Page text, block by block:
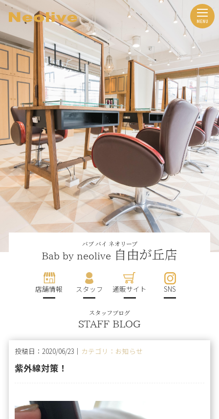
バブ バイ ネオリーブ
Bab by neolive 自由が丘店
店舗情報 スタッフ 通販サイト SNS
スタッフブログ
STAFF BLOG
投稿日：2020/06/23｜ カテゴリ：お知らせ
紫外線対策！